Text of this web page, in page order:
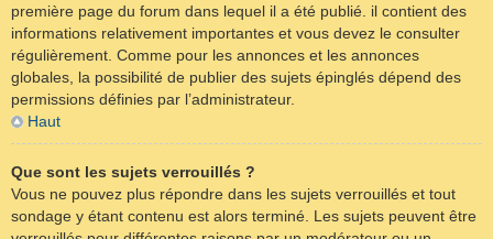
première page du forum dans lequel il a été publié. il contient des
informations relativement importantes et vous devez le consulter
régulièrement. Comme pour les annonces et les annonces
globales, la possibilité de publier des sujets épinglés dépend des
permissions définies par l’administrateur.
Haut
Que sont les sujets verrouillés ?
Vous ne pouvez plus répondre dans les sujets verrouillés et tout
sondage y étant contenu est alors terminé. Les sujets peuvent être